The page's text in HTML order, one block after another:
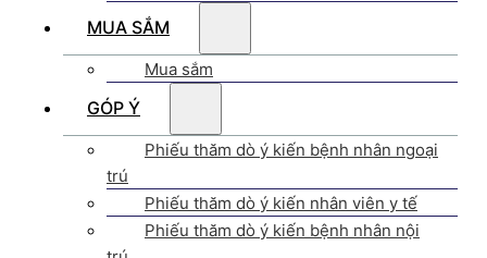
MUA SẮM
Mua sắm
GÓP Ý
Phiếu thăm dò ý kiến bệnh nhân ngoại
trú
Phiếu thăm dò ý kiến nhân viên y tế
Phiếu thăm dò ý kiến bệnh nhân nội